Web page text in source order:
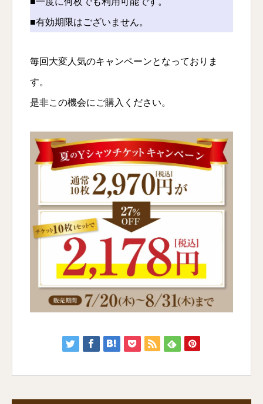
■有効期限はございません。
毎回大変人気のキャンペーンとなっておりま
す。
是非この機会にご購入ください。